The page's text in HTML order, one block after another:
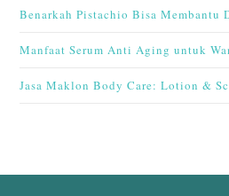
Benarkah Pistachio Bisa Membantu
Manfaat Serum Anti Aging untuk
Jasa Maklon Body Care: Lotion &